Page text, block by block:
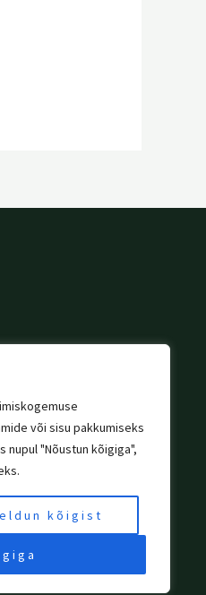
või sisu pakkumiseks
nupul "Nõustun kõigiga",
kõigist